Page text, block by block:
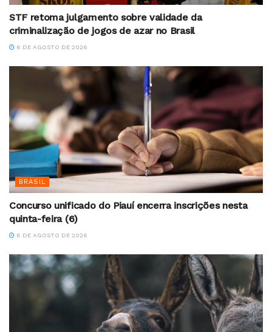
STF retoma julgamento sobre validade da
criminalização de jogos de azar no Brasil
6 DE AGOSTO DE 2026
BRASIL
Concurso unificado do Piauí encerra inscrições nesta
quinta-feira (6)
6 DE AGOSTO DE 2026